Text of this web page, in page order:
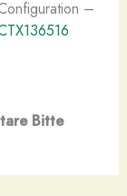
–
Bitte